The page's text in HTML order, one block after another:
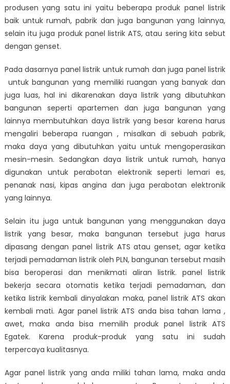
Juga
Bangunan
produsen yang satu ini yaitu beberapa produk panel listrik
baik untuk rumah, pabrik dan juga bangunan yang lainnya,
selain itu juga produk panel listrik ATS, atau sering kita sebut
dengan genset.
Pada dasarnya panel listrik untuk rumah dan juga panel listrik
untuk bangunan yang memiliki ruangan yang banyak dan
juga luas, hal ini dikarenakan daya listrik yang dibutuhkan
bangunan seperti apartemen dan juga bangunan yang
lainnya membutuhkan daya listrik yang besar karena harus
mengaliri beberapa ruangan , misalkan di sebuah pabrik,
maka daya yang dibutuhkan yaitu untuk mengoperasikan
mesin-mesin. Sedangkan daya listrik untuk rumah, hanya
digunakan untuk perabotan elektronik seperti lemari es,
penanak nasi, kipas angina dan juga perabotan elektronik
yang lainnya.
Selain itu juga untuk bangunan yang menggunakan daya
listrik yang besar, maka bangunan tersebut juga harus
dipasang dengan panel listrik ATS atau genset, agar ketika
terjadi pemadaman listrik oleh PLN, bangunan tersebut masih
bisa beroperasi dan menikmati aliran listrik. panel listrik
bekerja secara otomatis ketika terjadi pemadaman, dan
ketika listrik kembali dinyalakan maka, panel listrik ATS akan
kembali mati. Agar panel listrik ATS anda bisa tahan lama ,
awet, maka anda bisa memilih produk panel listrik ATS
Egatek. Karena produk-produk yang satu ini sudah
terpercaya kualitasnya.
Agar panel listrik yang anda miliki tahan lama, maka anda